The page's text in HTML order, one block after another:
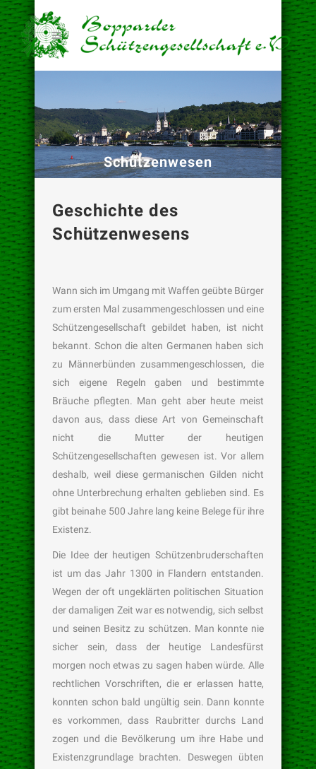
Schützenwesen
Geschichte des
Schützenwesens
Wann sich im Umgang mit Waffen geübte Bürger
zum ersten Mal zusammengeschlossen und eine
Schützengesellschaft gebildet haben, ist nicht
bekannt. Schon die alten Germanen haben sich
zu Männerbünden zusammengeschlossen, die
sich eigene Regeln gaben und bestimmte
Bräuche pflegten. Man geht aber heute meist
davon aus, dass diese Art von Gemeinschaft
nicht die Mutter der heutigen
Schützengesellschaften gewesen ist. Vor allem
deshalb, weil diese germanischen Gilden nicht
ohne Unterbrechung erhalten geblieben sind. Es
gibt beinahe 500 Jahre lang keine Belege für ihre
Existenz.
Die Idee der heutigen Schützenbruderschaften
ist um das Jahr 1300 in Flandern entstanden.
Wegen der oft ungeklärten politischen Situation
der damaligen Zeit war es notwendig, sich selbst
und seinen Besitz zu schützen. Man konnte nie
sicher sein, dass der heutige Landesfürst
morgen noch etwas zu sagen haben würde. Alle
rechtlichen Vorschriften, die er erlassen hatte,
konnten schon bald ungültig sein. Dann konnte
es vorkommen, dass Raubritter durchs Land
zogen und die Bevölkerung um ihre Habe und
Existenzgrundlage brachten. Deswegen übten